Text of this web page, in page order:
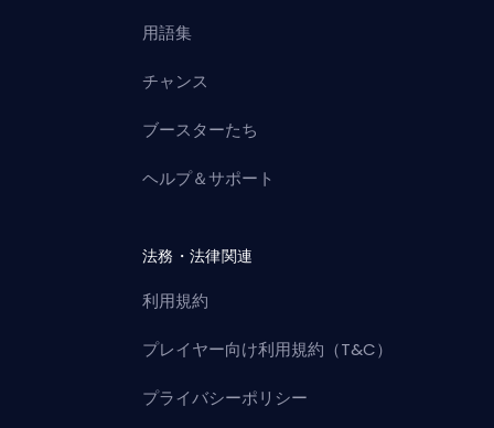
用語集
チャンス
ブースターたち
ヘルプ＆サポート
法務・法律関連
利用規約
プレイヤー向け利用規約（T&C）
プライバシーポリシー